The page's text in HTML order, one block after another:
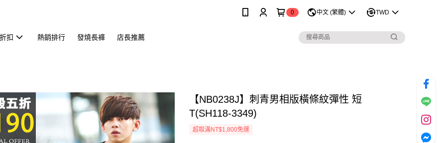
0 中文 (繁體) TWD
扣 熱銷排行 發燒長褲 店長推薦
【NB0238J】刺青男相版橫條紋彈性 短
T(SH118-3349)
超取滿NT$1,800免運